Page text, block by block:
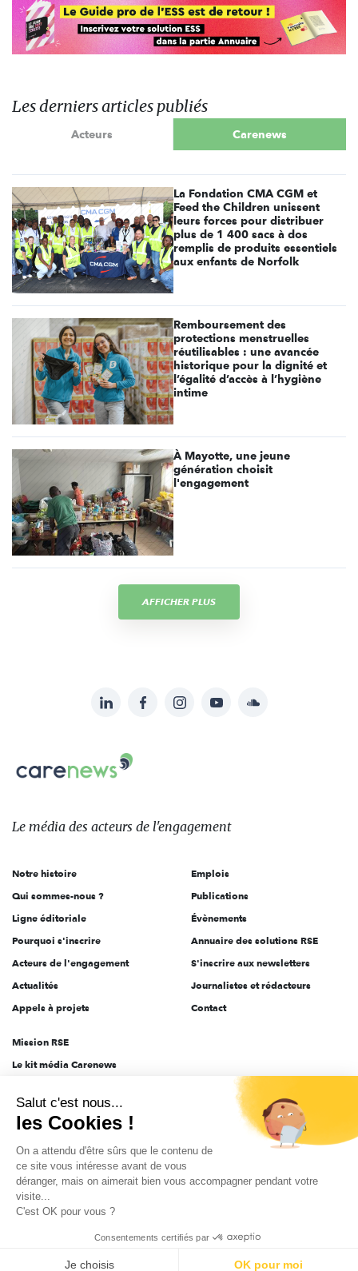
Les derniers articles publiés
Acteurs Carenews
La Fondation CMA CGM et
Feed the Children unissent
leurs forces pour distribuer
plus de 1 400 sacs à dos
remplis de produits essentiels
aux enfants de Norfolk
Remboursement des
protections menstruelles
réutilisables : une avancée
historique pour la dignité et
l’égalité d’accès à l’hygiène
intime
À Mayotte, une jeune
génération choisit
l'engagement
AFFICHER PLUS
sur:
LinkedInFacebookInstagramYouTubeSoundcloud
Le
des
l'engagement
Le média des acteurs de l'engagement
Notre histoire
Qui sommes-nous ?
Ligne éditoriale
Pourquoi s'inscrire
Acteurs de l'engagement
Actualités
Appels à projets
Emplois
Publications
Évènements
Annuaire des solutions RSE
S'inscrire aux newsletters
Journalistes et rédacteurs
Contact
Mission RSE
Le kit média Carenews
AEF info
Novethic
PRODURABLE
Inclusiv Day
Données personnelles Mentions légales 2025-2026 Tout droits réservés
Salut c'est nous...
les Cookies !
On a attendu d'être sûrs que le contenu de
ce site vous intéresse avant de vous
déranger, mais on aimerait bien vous accompagner pendant votre
visite...
C'est OK pour vous ?
Consentements certifiés par
Je choisis OK pour moi